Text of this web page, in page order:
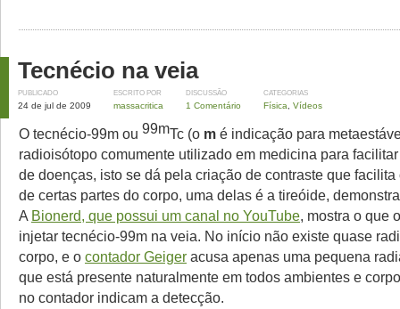
Tecnécio na veia
PUBLICADO
24 de jul de 2009
ESCRITO POR
massacritica
DISCUSSÃO
1 Comentário
CATEGORIAS
Física Vídeos
O tecnécio-99m ou 99mTc (o m é indicação para
radioisótopo comumente utilizado em medicina para
de doenças, isto se dá pela criação de contraste que
de certas partes do corpo, uma delas é a tireóide,
A Bionerd, que possui um canal no YouTube, mostra o que
injetar tecnécio-99m na veia. No início não existe quase
corpo, e o contador Geiger acusa apenas uma pequena
que está presente naturalmente em todos ambientes e
no contador indicam a detecção.